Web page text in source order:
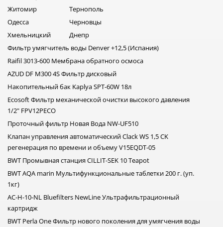
Житомир
Одесса
Хмельницкий
Тернополь
Черновцы
Днепр
Фильтр умягчитель воды Denver +12,5 (Испания)
Raifil 3013-600 Мембрана обратного осмоса
AZUD DF M300 4S Фильтр дисковый
Накопительный бак Kaplya SPT-60W 18л
Ecosoft Фильтр механической очистки высокого давления
1/2" FPV12PECO
Проточный фильтр Новая Вода NW-UF510
Клапан управления автоматический Clack WS 1,5 CK
регенерация по времени и объему V15EQDT-05
BWT Промывная станция CILLIT-SEK 10 Teapot
BWT AQA marin Мультифункциональные таблетки 200 г. (уп.
1кг)
AC-H-10-NL Bluefilters NewLine Ультрафильтрационный
картридж
BWT Perla One Фильтр нового поколения для умягчения воды